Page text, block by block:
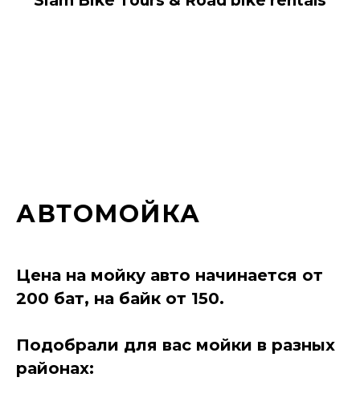
АВТОМОЙКА
Цена на мойку авто начинается от
200 бат, на байк от 150.
Подобрали для вас мойки в разных
районах: